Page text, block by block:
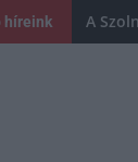
híreink A